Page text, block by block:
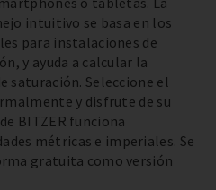
intuitivo se basa en los
para instalaciones de
y ayuda a calcular la
saturación. Seleccione el
y disfrute de su
BITZER funciona
métricas e imperiales. Se
gratuita como versión